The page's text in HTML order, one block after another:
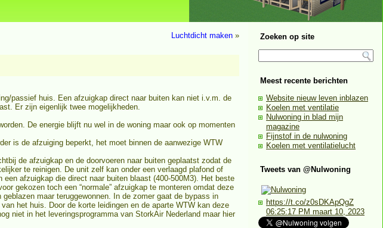
Luchtdicht maken »
passief huis. Een afzuigkap direct naar buiten kan niet i.v.m. de
Er zijn eigenlijk twee mogelijkheden.
De energie blijft nu wel in de woning maar ook op momenten
is de afzuiging beperkt, het moet binnen de aanwezige WTW
de afzuigkap en de doorvoeren naar buiten geplaatst zodat de
te reinigen. De unit zelf kan onder een verlaagd plafond of
afzuigkap die direct naar buiten blaast (400-500M3). Het beste
gekozen toch een “normale” afzuigkap te monteren omdat deze
maar teruggewonnen. In de zomer gaat de bypass in
het huis. Door de korte leidingen en de aparte WTW kan deze
niet in het leveringsprogramma van StorkAir Nederland maar hier
Zoeken op site
Meest recente berichten
Website nieuw leven inblazen
Koelen met ventilatie
Nulwoning in blad mijn
magazine
Fijnstof in de nulwoning
Koelen met ventilatielucht
Tweets van @Nulwoning
https://t.co/z0sDKApQgZ
06:25:17 PM maart 10, 2023